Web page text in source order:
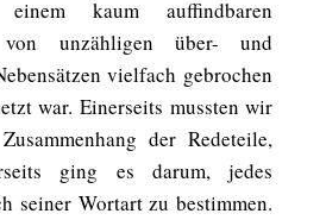
kaum auffindbaren
unzähligen über- und
vielfach gebrochen
war. Einerseits mussten wir
der Redeteile,
ging es darum, jedes
seiner Wortart zu bestimmen.